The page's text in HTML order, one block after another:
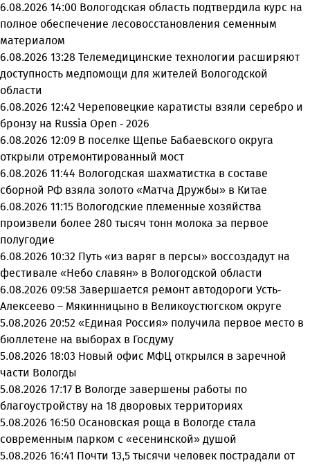
6.08.2026 14:00 Вологодская область подтвердила курс на
полное обеспечение лесовосстановления семенным
материалом
6.08.2026 13:28 Телемедицинские технологии расширяют
доступность медпомощи для жителей Вологодской
области
6.08.2026 12:42 Череповецкие каратисты взяли серебро и
бронзу на Russia Open - 2026
6.08.2026 12:09 В поселке Щепье Бабаевского округа
открыли отремонтированный мост
6.08.2026 11:44 Вологодская шахматистка в составе
сборной РФ взяла золото «Матча Дружбы» в Китае
6.08.2026 11:15 Вологодские племенные хозяйства
произвели более 280 тысяч тонн молока за первое
полугодие
6.08.2026 10:32 Путь «из варяг в персы» воссоздадут на
фестивале «Небо славян» в Вологодской области
6.08.2026 09:58 Завершается ремонт автодороги Усть-
Алексеево – Мякинницыно в Великоустюгском округе
5.08.2026 20:52 «Единая Россия» получила первое место в
бюллетене на выборах в Госдуму
5.08.2026 18:03 Новый офис МФЦ открылся в заречной
части Вологды
5.08.2026 17:17 В Вологде завершены работы по
благоустройству на 18 дворовых территориях
5.08.2026 16:50 Осановская роща в Вологде стала
современным парком с «есенинской» душой
5.08.2026 16:41 Почти 13,5 тысячи человек пострадали от